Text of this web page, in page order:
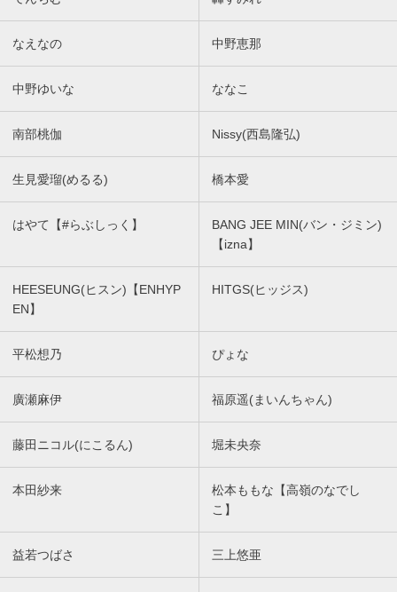
なえなの 中野恵那
中野ゆいな ななこ
南部桃伽 Nissy(西島隆弘)
生見愛瑠(めるる) 橋本愛
はやて【#らぶしっく】
BANG JEE MIN(バン・ジミン)
【izna】
HEESEUNG(ヒスン)【ENHYP
EN】
HITGS(ヒッジス)
平松想乃 ぴょな
廣瀬麻伊 福原遥(まいんちゃん)
藤田ニコル(にこるん) 堀未央奈
本田紗来
松本ももな【高嶺のなでし
こ】
益若つばさ 三上悠亜